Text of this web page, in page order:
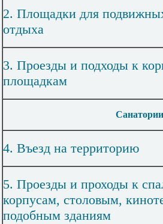
2. Площадки для
отдыха
3. Проезды и подходы к
площадкам
4. Въезд на территорию
5. Проезды и проходы к
корпусам, столовым,
подобным зданиям